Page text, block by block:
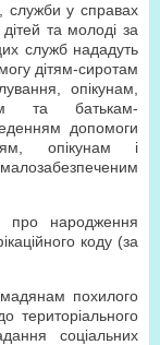
служби у справах
дітей та молоді за
служб нададуть
дітям-сиротам
опікунам,
та батькам-
допомоги
опікунам і
про народження
коду (за
похилого
територіального
соціальних